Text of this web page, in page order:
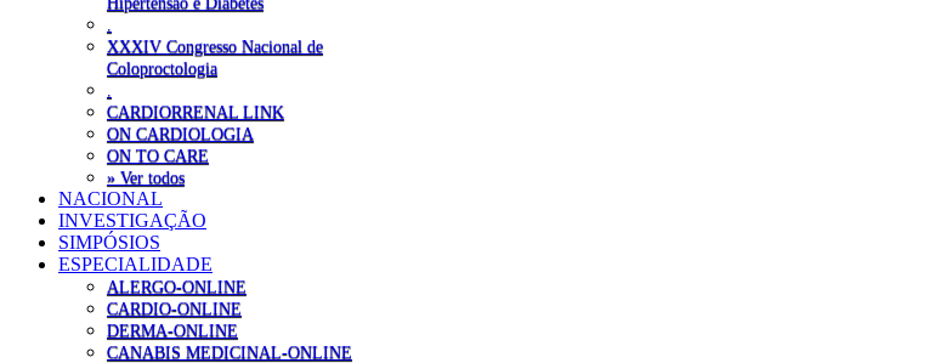
XXXIV Congresso Nacional de
Coloproctologia
CARDIORRENAL LINK
ON CARDIOLOGIA
ON TO CARE
» Ver todos
NACIONAL
INVESTIGAÇÃO
SIMPÓSIOS
ESPECIALIDADE
ALERGO-ONLINE
CARDIO-ONLINE
DERMA-ONLINE
CANABIS MEDICINAL-ONLINE